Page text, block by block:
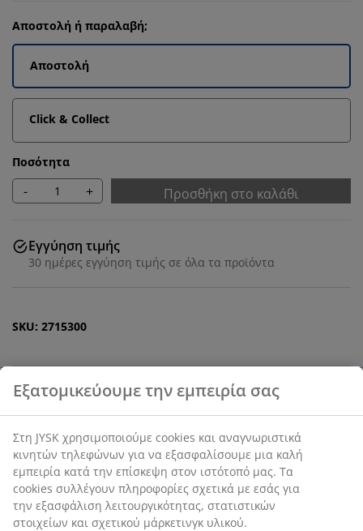
Αποστολή ή παραλαβή;
Αποστολή
Click & Collect
Ποσότητα
- + Προσθήκη στο καλάθι
Εγγύηση τιμής
30 ημέρες εγγύηση τιμής σε όλα τα προϊόντα
SKU: 2715300
Χαρακτηριστικά προϊόντος
Αξιολογήσεις
(0)
Εξατομικεύουμε την εμπειρία σας
Στη JYSK χρησιμοποιούμε cookies και αναγνωριστικά
κινητών τηλεφώνων για να εξασφαλίσουμε μια καλή
εμπειρία κατά την επίσκεψη στον ιστότοπό μας. Τα
cookies συλλέγουν πληροφορίες σχετικά με εσάς για
την εξασφάλιση λειτουργικότητας, στατιστικών
στοιχείων και σχετικού μάρκετινγκ υλικού.